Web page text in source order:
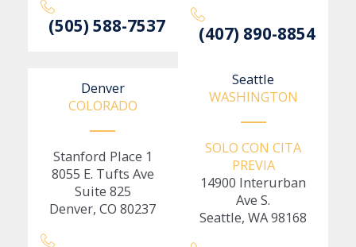
(407) 890-8854
(505) 588-7537
Seattle
WASHINGTON
SOLO CON CITA
PREVIA
14900 Interurban
Ave S.
Seattle, WA 98168
Denver
COLORADO
Stanford Place 1
8055 E. Tufts Ave
Suite 825
Denver, CO 80237